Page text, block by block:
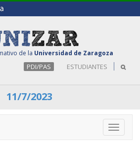
de la Universidad de Zaragoza
PDI/PAS ESTUDIANTES
11/7/2023
Toggle